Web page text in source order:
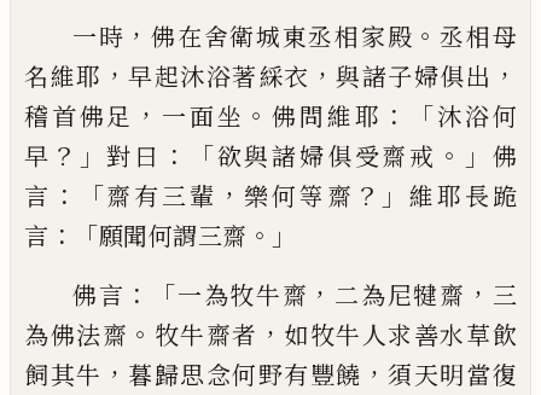
一時 ，佛在舍衛城東丞相家殿 。丞相母
名維耶 ，早起沐浴著綵衣 ，與諸子婦俱出 ，
稽首佛足 ， 一面坐 。佛問維耶 ：「沐浴何
早 ？」對曰 ： 「欲與諸婦俱受齋戒 。」 佛
言 ：「齋有三輩 ， 樂何等 齋 ？」維耶長跪
言 ：「願聞何謂三齋 。」
佛言 ：「一為牧牛齋 ， 二為尼犍齋 ， 三
為佛法齋 。 牧牛齋者 ， 如牧牛人求善水草飲
飼其牛 ， 暮歸思念何野有豐饒 ， 須天明當復